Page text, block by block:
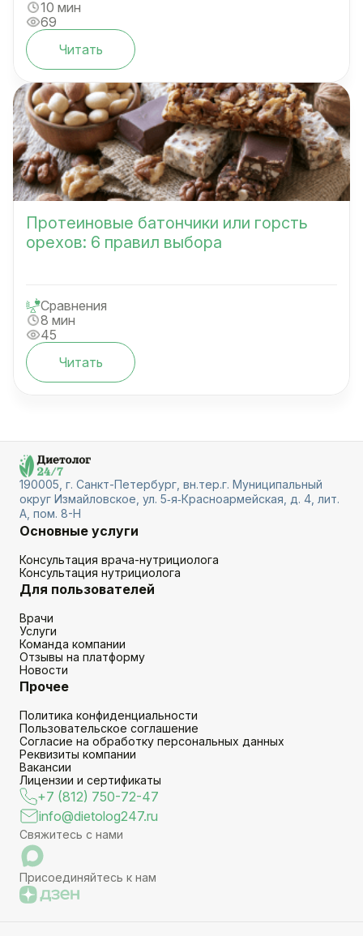
10 мин
69
Читать
Протеиновые батончики или горсть
орехов: 6 правил выбора
Сравнения
8 мин
45
Читать
190005, г. Санкт-Петербург, вн.тер.г. Муниципальный
округ Измайловское, ул. 5‑я‑Красноармейская, д. 4, лит.
А, пом. 8-Н
Основные услуги
Консультация врача-нутрициолога
Консультация нутрициолога
Для пользователей
Врачи
Услуги
Команда компании
Отзывы на платформу
Новости
Прочее
Политика конфиденциальности
Пользовательское соглашение
Согласие на обработку персональных данных
Реквизиты компании
Вакансии
Лицензии и сертификаты
+7 (812) 750-72-47
info@dietolog247.ru
Свяжитесь с нами
Присоединяйтесь к нам